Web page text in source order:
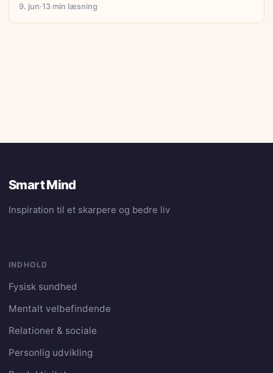
9. jun·13 min læsning
Smart Mind
Inspiration til et skarpere og bedre liv
INDHOLD
Fysisk sundhed
Mentalt velbefindende
Relationer & sociale
Personlig udvikling